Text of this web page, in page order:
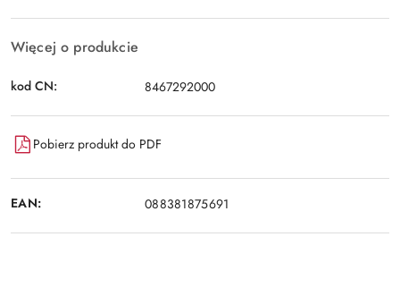
Więcej o produkcie
kod CN: 8467292000
Pobierz produkt do PDF
EAN: 088381875691